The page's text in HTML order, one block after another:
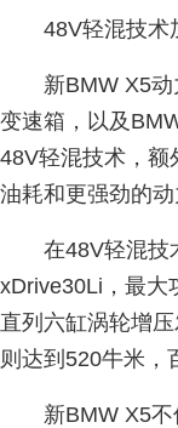
48V轻混技术
新BMW X5
变速箱，以及
48V轻混技术，额
油耗和更强劲的动
在48V轻混技
xDrive30Li，最大
直列六缸涡轮增
则达到520牛米，
新BMW X5